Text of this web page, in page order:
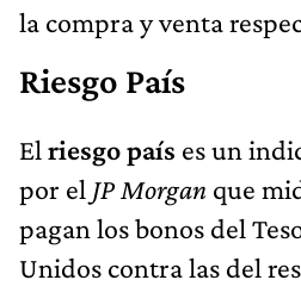
la compra y venta
Riesgo País
El riesgo país es un
por el JP Morgan que
pagan los bonos del
Unidos contra las del